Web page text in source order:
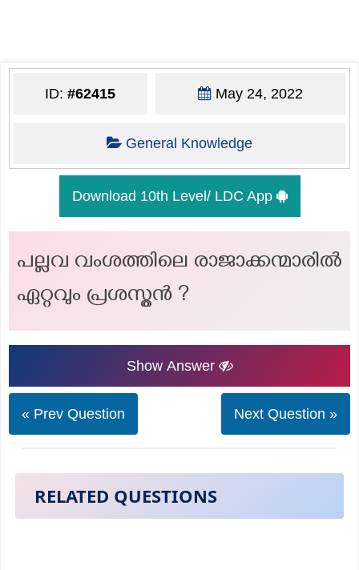
ID:#62415 May 24, 2022
General Knowledge
Download 10th Level/ LDC App
പല്ലവ വംശത്തിലെ രാജാക്കന്മാരിൽ
ഏറ്റവും പ്രശസ്തൻ ?
Show Answer
« Prev Question Next Question »
RELATED QUESTIONS